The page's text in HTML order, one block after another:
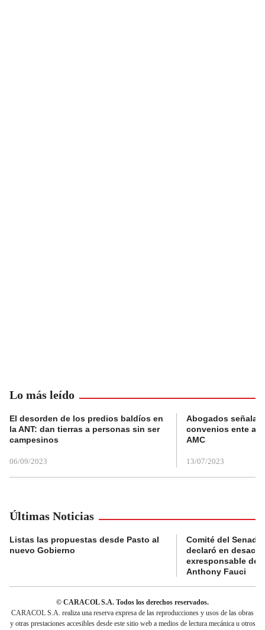
Lo más leído
El desorden de los predios baldíos en
la ANT: dan tierras a personas sin ser
campesinos
06/09/2023
Abogados
convenios ente
AMC
13/07/2023
Últimas Noticias
Listas las propuestas desde Pasto al
nuevo Gobierno
Comité del Senado
declaró en
exresponsable de
Anthony Fauci
© CARACOL S.A. Todos los derechos reservados.
CARACOL S.A. realiza una reserva expresa de las reproducciones y usos de las obras
y otras prestaciones accesibles desde este sitio web a medios de lectura mecánica u otros